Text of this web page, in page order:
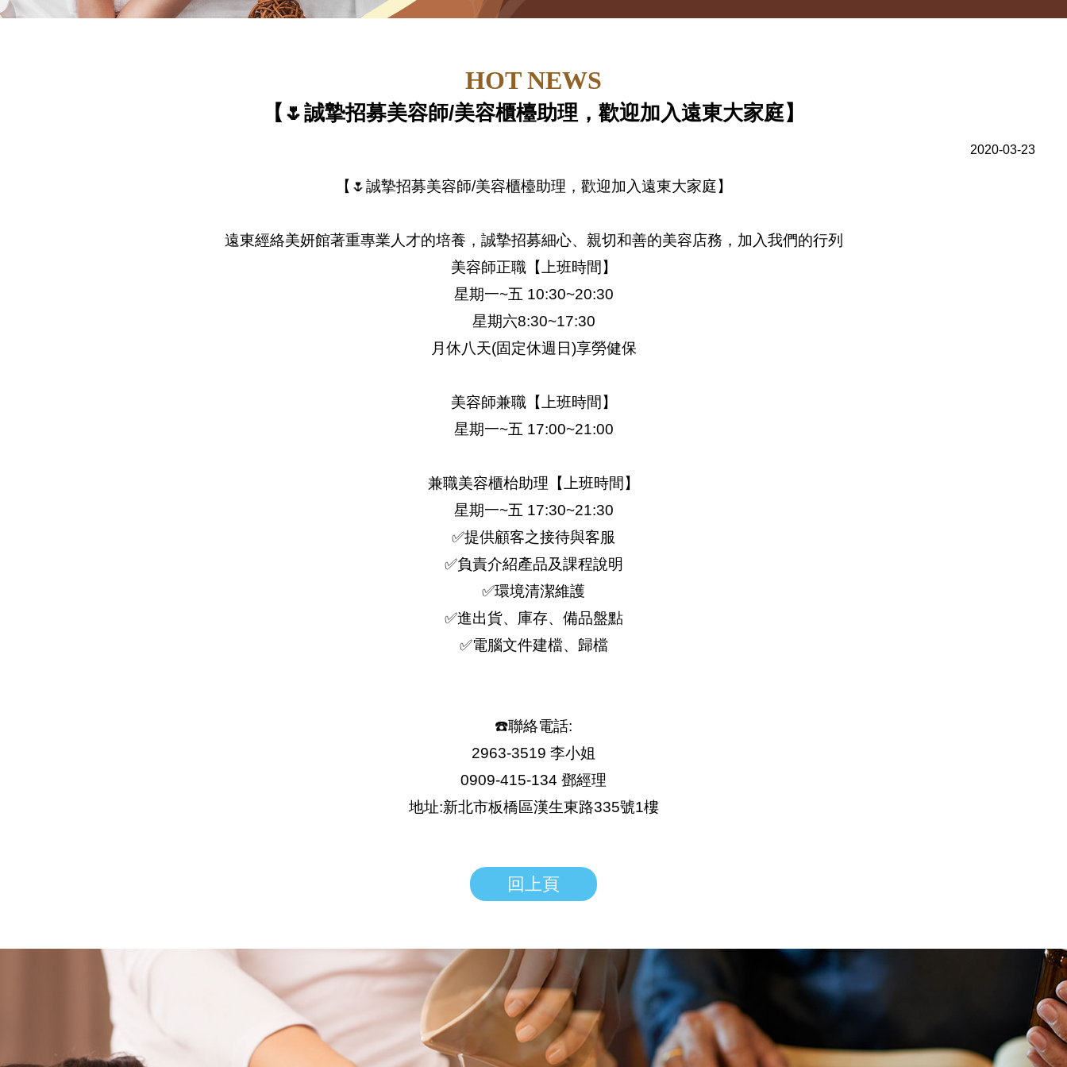
HOT NEWS
【🌷誠摯招募美容師/美容櫃檯助理，歡迎加入遠東大家庭】
2020-03-23
【🌷誠摯招募美容師/美容櫃檯助理，歡迎加入遠東大家庭】
遠東經絡美妍館著重專業人才的培養，誠摯招募細心、親切和善的美容店務，加入我們的行列
美容師正職【上班時間】
星期一~五 10:30~20:30
星期六8:30~17:30
月休八天(固定休週日)享勞健保
美容師兼職【上班時間】
星期一~五 17:00~21:00
兼職美容櫃枱助理【上班時間】
星期一~五 17:30~21:30
✅提供顧客之接待與客服
✅負責介紹產品及課程說明
✅環境清潔維護
✅進出貨、庫存、備品盤點
✅電腦文件建檔、歸檔
☎️聯絡電話:
2963-3519 李小姐
0909-415-134 鄧經理
地址:新北市板橋區漢生東路335號1樓
回上頁